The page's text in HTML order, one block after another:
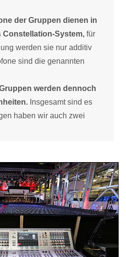
der Gruppen dienen in
Constellation-System, für
werden sie nur additiv
sind die genannten
werden dennoch
Insgesamt sind es
haben wir auch zwei